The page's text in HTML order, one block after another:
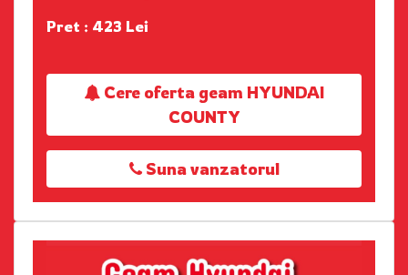
Pret : 423 Lei
Cere oferta geam HYUNDAI
COUNTY
Suna vanzatorul